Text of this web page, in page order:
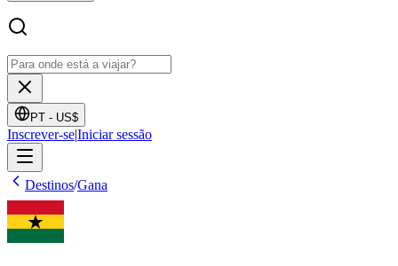
PT - US$
Inscrever-se|Iniciar sessão
Destinos/Gana